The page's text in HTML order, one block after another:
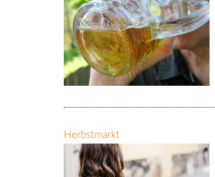
Herbstmarkt